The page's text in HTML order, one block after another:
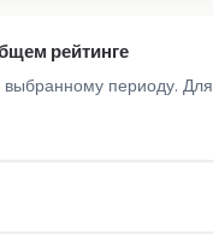
рейтинге
выбранному периоду.